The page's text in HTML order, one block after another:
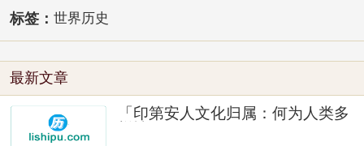
标签： 世界历史
最新文章
「印第安人文化归属：何为人类多